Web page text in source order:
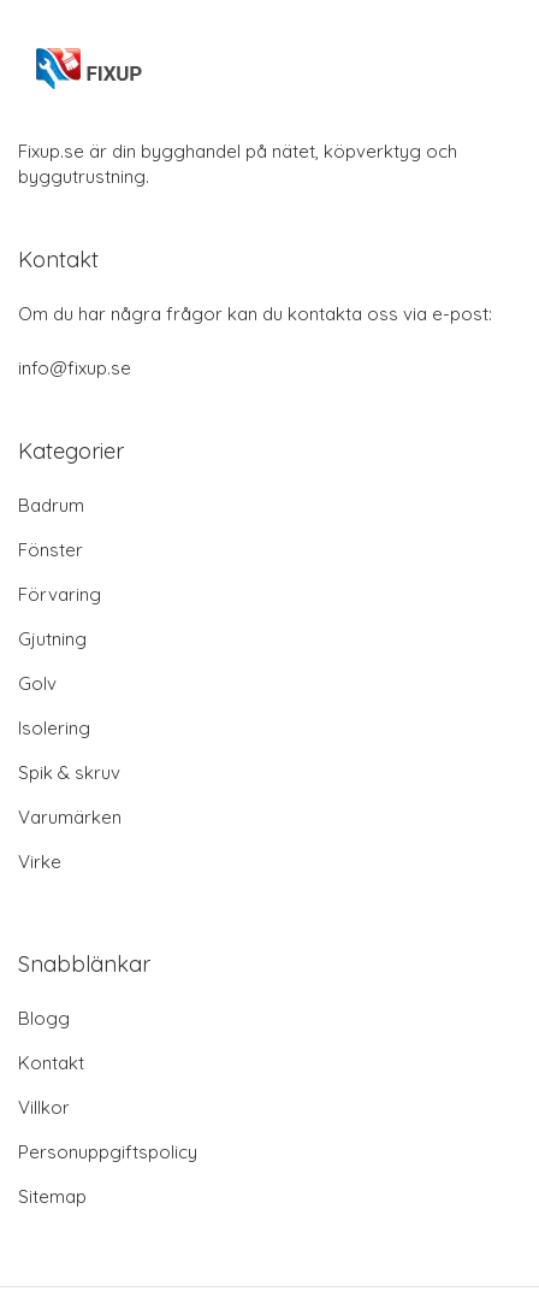
Fixup.se är din bygghandel på nätet, köpverktyg och
byggutrustning.
Kontakt
Om du har några frågor kan du kontakta oss via e-post:
info@fixup.se
Kategorier
Badrum
Fönster
Förvaring
Gjutning
Golv
Isolering
Spik & skruv
Varumärken
Virke
Snabblänkar
Blogg
Kontakt
Villkor
Personuppgiftspolicy
Sitemap